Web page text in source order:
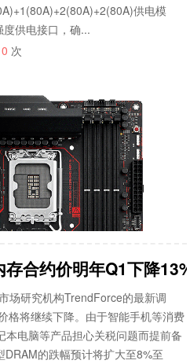
供电模
供电接口，确...
0 次
合约价明年Q1下降
场研究机构TrendForce的最新调
格将继续下降。由于智能手机等消费
电脑等产品担心关税问题而提前备
的跌幅预计将扩大至8%至